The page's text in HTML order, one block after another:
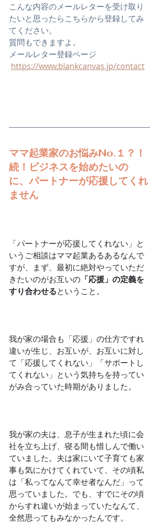
こんな内容のメールレターを受け取り
たいと思ったらこちらから登録してみ
てください。
質問もできますよ。
メールレター登録ページ
https://www.blankcanvas.jp/contact
ママ起業家のお悩みNo.１？！
続！ビジネスを始めたいの
に、﻿パートナーが応援してくれ
ません
﻿「パートナーが応援してくれない」と
いうご相談はママ起業あるあるなんで
すが、まず、最初に絶対やっていただ
きたいのがお互いの 「応援」の定義を
すり合わせるということ。
﻿我が家の場合も「応援」の仕方ですれ
違いが生じ、お互いが、お互いに対し
て「応援してくれない」「サポートし
てくれない」という気持ちを持ってい
がみ合っていた時期がありました。
﻿我が家の夫は、息子が生まれた頃に会
社を立ち上げ、寝る間も惜しんで働い
ていました。夫は家にいて子育ても家
事も気にかけてくれていて、その頃私
は「私ってなんて幸せ者なんだ」って
思っていました。でも、すでにその頃
からすれ違いが始まっていたなんて、
全然思ってもみなかったんです。